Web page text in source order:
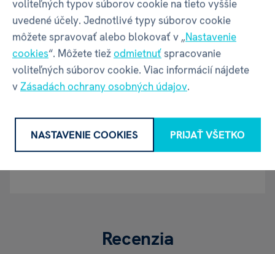
Název ALBI s.r.o.
Adresa
Oravská ulica 8557/22 | Žilina |
01001 | Slovensko
Recenzia
voliteľných typov súborov cookie na tieto vyššie
uvedené účely. Jednotlivé typy súborov cookie
môžete spravovať alebo blokovať v „Nastavenie
cookies“. Môžete tiežodmietnuťspracovanie
voliteľných súborov cookie. Viac informácií nájdete
vZásadách ochrany osobných údajov.
NASTAVENIE COOKIES PRIJAŤ VŠETKO